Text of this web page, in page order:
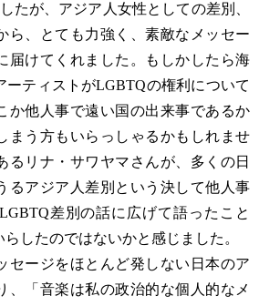
たが、アジア人女性としての差別、
ら、とても力強く、素敵なメッセー
届けてくれました。もしかしたら海
ーティストがLGBTQの権利について
か他人事で遠い国の出来事であるか
まう方もいらっしゃるかもしれませ
るリナ・サワヤマさんが、多くの日
るアジア人差別という決して他人事
差別の話に広げて語ったこと
したのではないかと感じました。
ージをほとんど発しない日本のア
、「音楽は私の政治的な個人的なメ